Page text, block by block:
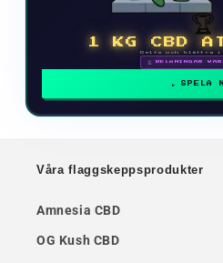
🏆
1 KG CBD
Delta och klättra i
🗓 BELÖNINGAR
SPELA
Våra flaggskeppsprodukter
Amnesia CBD
OG Kush CBD